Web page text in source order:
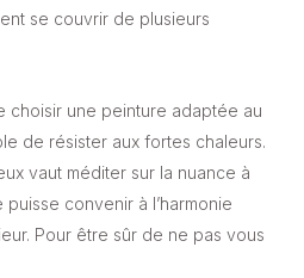
se couvrir de plusieurs
choisir une peinture adaptée au
de résister aux fortes chaleurs.
vaut méditer sur la nuance à
puisse convenir à l’harmonie
Pour être sûr de ne pas vous